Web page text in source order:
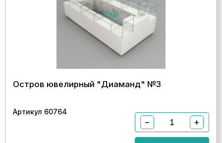
Остров ювелирный "Диаманд" №3
Артикул 60764
− +